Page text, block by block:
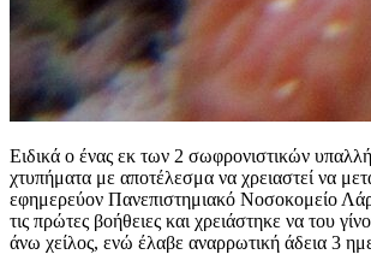
Ειδικά ο ένας εκ των 2 σωφρονιστικών
χτυπήματα με αποτέλεσμα να χρειαστεί να
εφημερεύον Πανεπιστημιακό Νοσοκομείο
τις πρώτες βοήθειες και χρειάστηκε να του
άνω χείλος, ενώ έλαβε αναρρωτική άδεια 3